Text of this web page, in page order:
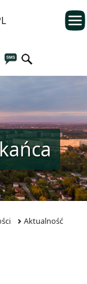
Aktualność